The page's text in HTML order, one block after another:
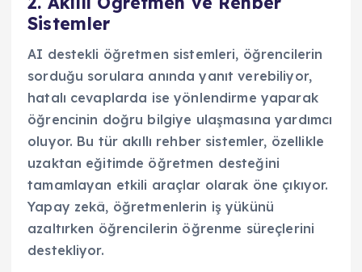
Sistemler
AI destekli öğretmen sistemleri, öğrencilerin
sorduğu sorulara anında yanıt verebiliyor,
hatalı cevaplarda ise yönlendirme yaparak
öğrencinin doğru bilgiye ulaşmasına yardımcı
oluyor. Bu tür akıllı rehber sistemler, özellikle
uzaktan eğitimde öğretmen desteğini
tamamlayan etkili araçlar olarak öne çıkıyor.
Yapay zekâ, öğretmenlerin iş yükünü
azaltırken öğrencilerin öğrenme süreçlerini
destekliyor.